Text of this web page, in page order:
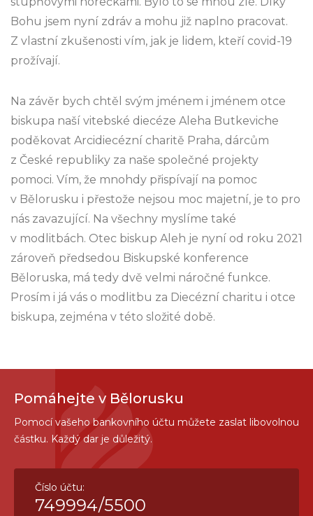
Bohu jsem nyní zdráv a mohu již naplno pracovat.
Z vlastní zkušenosti vím, jak je lidem, kteří covid-19
prožívají.
Na závěr bych chtěl svým jménem i jménem otce
biskupa naší vitebské diecéze Aleha Butkeviche
poděkovat Arcidiecézní charitě Praha, dárcům
z České republiky za naše společné projekty
pomoci. Vím, že mnohdy přispívají na pomoc
v Bělorusku i přestože nejsou moc majetní, je to pro
nás zavazující. Na všechny myslíme také
v modlitbách. Otec biskup Aleh je nyní od roku 2021
zároveň předsedou Biskupské konference
Běloruska, má tedy dvě velmi náročné funkce.
Prosím i já vás o modlitbu za Diecézní charitu i otce
biskupa, zejména v této složité době.
Pomáhejte v Bělorusku
Pomocí vašeho bankovního účtu můžete zaslat libovolnou
částku. Každý dar je důležitý.
Číslo účtu:
749994/5500